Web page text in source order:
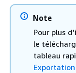
Note
Pour plus
le
tableau